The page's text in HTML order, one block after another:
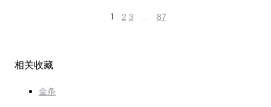
1 2 3 … 87
相关收藏
金条